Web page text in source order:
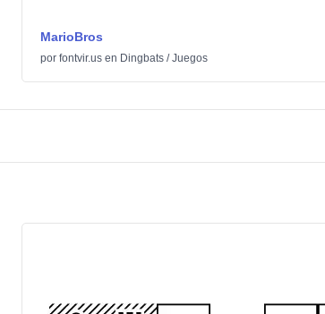
MarioBros
por fontvir.usen Dingbats/Juegos